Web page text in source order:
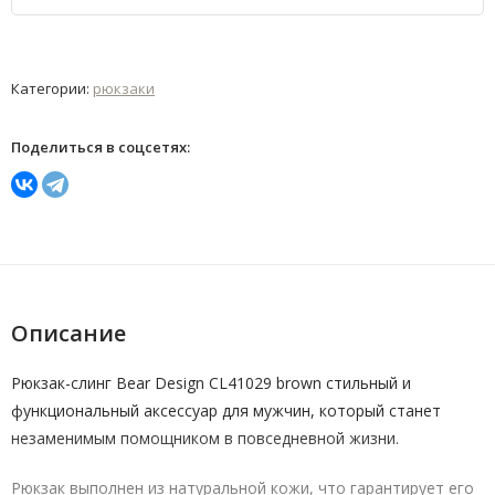
Категории: рюкзаки
Поделиться в соцсетях:
Описание
Рюкзак-слинг Bear Design CL41029 brown стильный и
функциональный аксессуар для мужчин, который станет
незаменимым помощником в повседневной жизни.
Рюкзак выполнен из натуральной кожи, что гарантирует его